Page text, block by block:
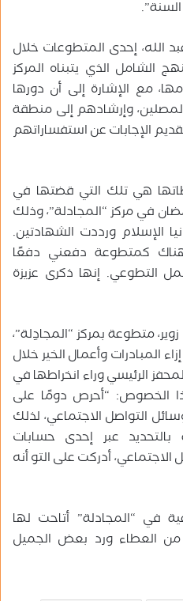
الله، إحدى المتطوعات خلال
الشامل الذي يتبناه المركز
مع الإشارة إلى أن دورها
وإرشادهم إلى منطقة
الإجابات عن استفساراتهم
هي تلك التي قضتها في
في مركز “المجادلة”، وذلك
الإسلام ورددت الشهادتين.
كمتطوعة دفعني دفعًا
التطوعي. إنها ذكرى عزيزة
متطوعة بمركز “المجادِلة”،
المبادرات وأعمال الخير خلال
الرئيسي وراء انخراطها في
الخصوص: “أحرص دومًا على
التواصل الاجتماعي، لذلك
عبر إحدى حسابات
أدركت على التو أنه
في “المجادلة” أتاحت لها
من العطاء ورد بعض الجميل